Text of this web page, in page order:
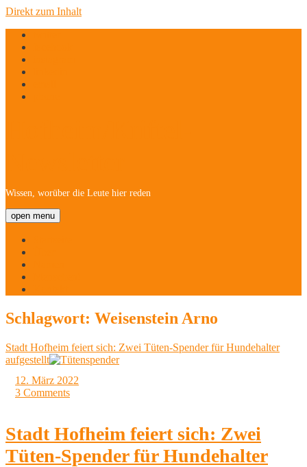
Direkt zum Inhalt
Wissen, worüber die Leute hier reden
open menu
Schlagwort: Weisenstein Arno
Stadt Hofheim feiert sich: Zwei Tüten-Spender für Hundehalter
aufgestellt
12. März 2022
3 Comments
Stadt Hofheim feiert sich: Zwei
Tüten-Spender für Hundehalter